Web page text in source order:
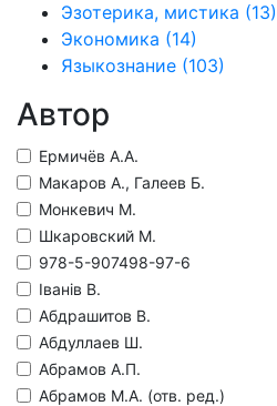
Эзотерика, мистика (13)
Экономика (14)
Языкознание (103)
Автор
Ермичёв А.А.
Макаров А., Галеев Б.
Монкевич М.
Шкаровский М.
978-5-907498-97-6
Iванiв В.
Абдрашитов В.
Абдуллаев Ш.
Абрамов А.П.
Абрамов М.А. (отв. ред.)